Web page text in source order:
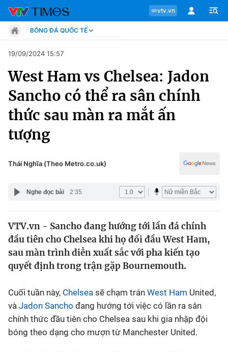
vtv.vn
Chuyên mục
Tin tức
Move
Phong cách
Chân dung
Sự kiện
Bóng đá
Các môn khác
VIDEO
BÓNG ĐÁ QUỐC TẾ
Move
Phong cách
Sự kiện
Bóng đá
Các môn khác
Bên lề
19/09/2024 15:57
West Ham vs Chelsea: Jadon
Sancho có thể ra sân chính
thức sau màn ra mắt ấn
tượng
Thái Nghĩa (Theo Metro.co.uk)
Nghe đọc bài 2:35
VTV.vn - Sancho đang hướng tới lần đá chính
đầu tiên cho Chelsea khi họ đối đầu West Ham,
sau màn trình diễn xuất sắc với pha kiến tạo
quyết định trong trận gặp Bournemouth.
Cuối tuần này, Chelsea sẽ chạm trán West Ham United,
và Jadon Sancho đang hướng tới việc có lần ra sân
chính thức đầu tiên cho Chelsea sau khi gia nhập đội
bóng theo dạng cho mượn từ Manchester United.